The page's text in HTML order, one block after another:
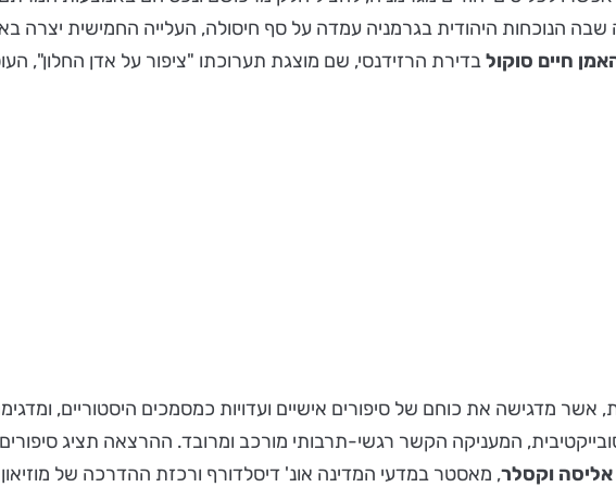
שבה הנוכחות היהודית בגרמניה עמדה על סף חיסולה, העלייה החמישית
חיים סוקולבדירת הרזידנסי, שם מוצגת תערוכתו "ציפור על אדן החלון",
אשר מדגישה את כוחם של סיפורים אישיים ועדויות כמסמכים היסטוריים,
המעניקה הקשר רגשי-תרבותי מורכב ומרובד. ההרצאה תציג סיפורים
אליסה וקסלר, מאסטר במדעי המדינה אונ' דיסלדורף ורכזת ההדרכה של